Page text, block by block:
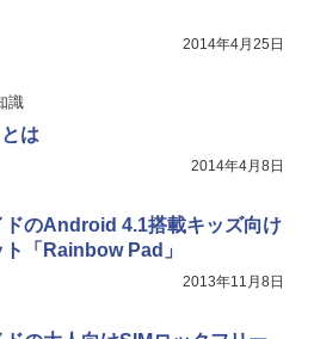
2014年4月25日
識
は
2014年4月8日
ドのAndroid 4.1搭載キッズ向け
「Rainbow Pad」
2013年11月8日